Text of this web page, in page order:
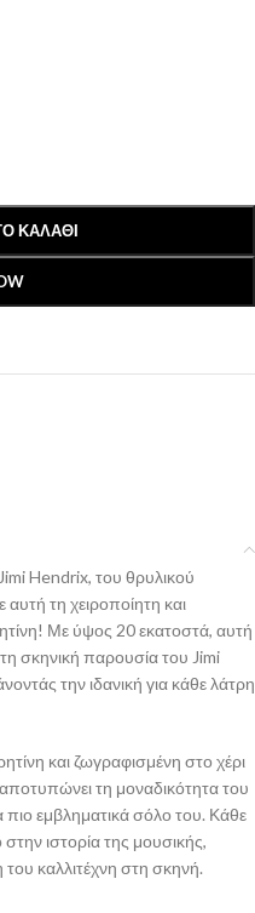
ΚΑΛΆΘΙ
Hendrix, του θρυλικού
τη χειροποίητη και
Με ύψος 20 εκατοστά, αυτή
σκηνική παρουσία του Jimi
την ιδανική για κάθε λάτρη
και ζωγραφισμένη στο χέρι
αποτυπώνει τη μοναδικότητα του
εμβληματικά σόλο του. Κάθε
ιστορία της μουσικής,
καλλιτέχνη στη σκηνή.